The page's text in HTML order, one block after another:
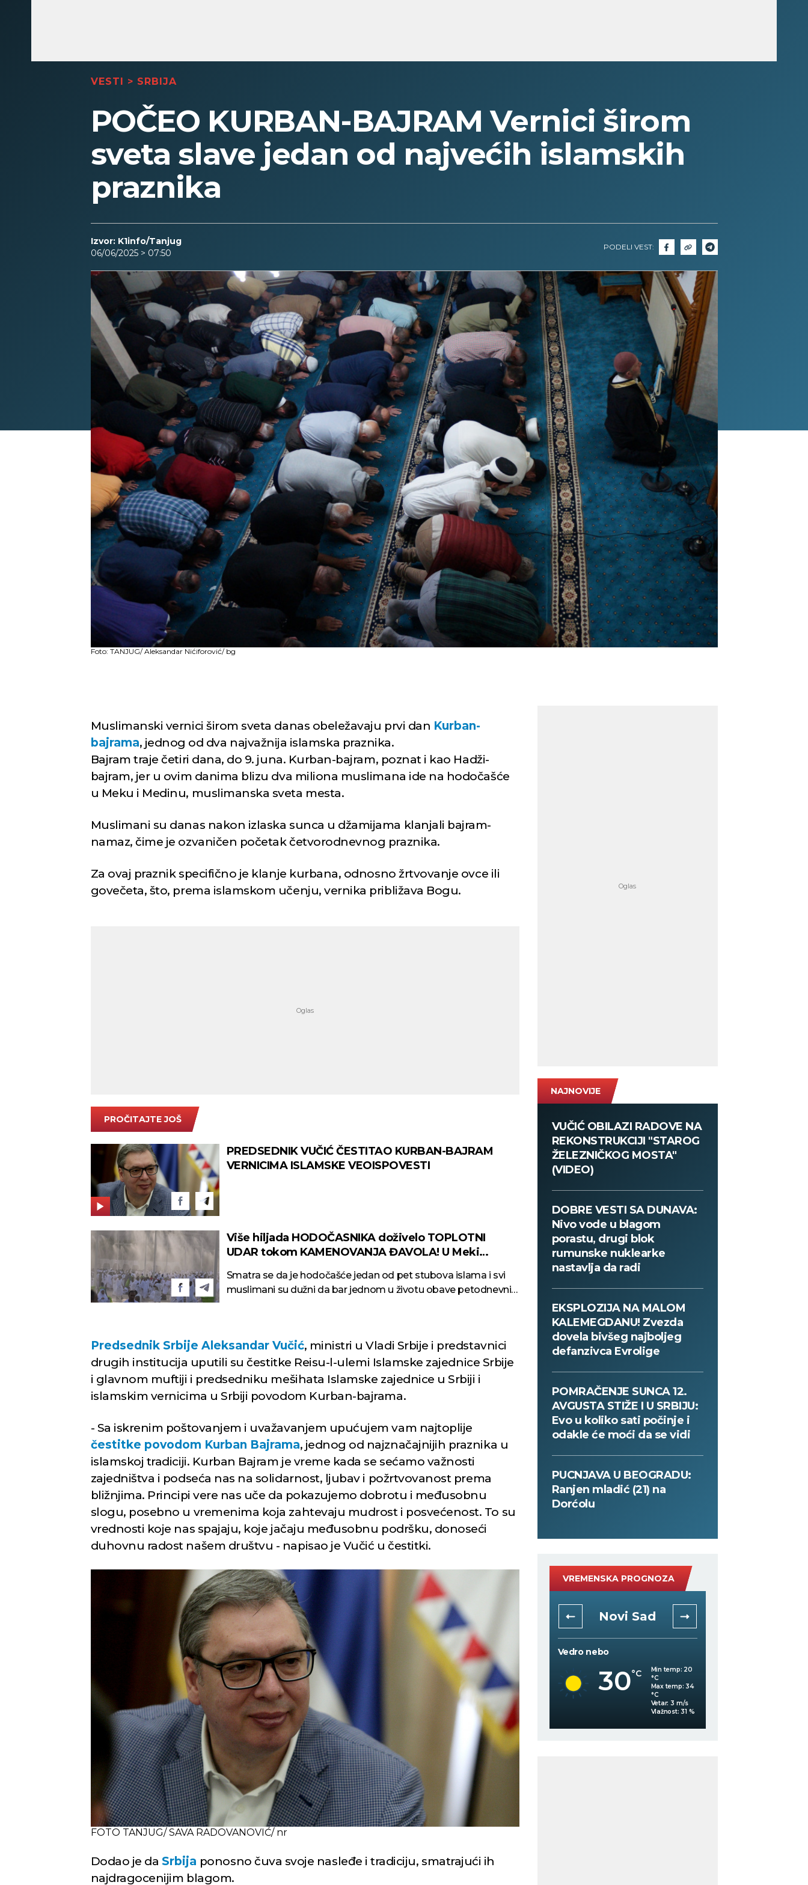
VESTI > SRBIJA
POČEO KURBAN-BAJRAM Vernici širom
sveta slave jedan od najvećih islamskih
praznika
Izvor: K1info/Tanjug
06/06/2025 > 07:50
PODELI VEST:
Foto: TANJUG/ Aleksandar Nićiforović/ bg
Muslimanski vernici širom sveta danas obeležavaju prvi dan Kurban-
bajrama, jednog od dva najvažnija islamska praznika.
Bajram traje četiri dana, do 9. juna. Kurban-bajram, poznat i kao Hadži-
bajram, jer u ovim danima blizu dva miliona muslimana ide na hodočašće
u Meku i Medinu, muslimanska sveta mesta.
Muslimani su danas nakon izlaska sunca u džamijama klanjali bajram-
namaz, čime je ozvaničen početak četvorodnevnog praznika.
Za ovaj praznik specifično je klanje kurbana, odnosno žrtvovanje ovce ili
govečeta, što, prema islamskom učenju, vernika približava Bogu.
PROČITAJTE JOŠ
PREDSEDNIK VUČIĆ ČESTITAO KURBAN-BAJRAM
VERNICIMA ISLAMSKE VEOISPOVESTI
Više hiljada HODOČASNIKA doživelo TOPLOTNI
UDAR tokom KAMENOVANJA ĐAVOLA! U Meki
Smatra se da je hodočašće jedan od pet stubova islama i svi
muslimani su dužni da bar jednom u životu obave petodnevni
Predsednik Srbije Aleksandar Vučić, ministri u Vladi Srbije i predstavnici
drugih institucija uputili su čestitke Reisu-l-ulemi Islamske zajednice Srbije
i glavnom muftiji i predsedniku mešihata Islamske zajednice u Srbiji i
islamskim vernicima u Srbiji povodom Kurban-bajrama.
- Sa iskrenim poštovanjem i uvažavanjem upućujem vam najtoplije
čestitke povodom Kurban Bajrama, jednog od najznačajnijih praznika u
islamskoj tradiciji. Kurban Bajram je vreme kada se sećamo važnosti
zajedništva i podseća nas na solidarnost, ljubav i požrtvovanost prema
bližnjima. Principi vere nas uče da pokazujemo dobrotu i međusobnu
slogu, posebno u vremenima koja zahtevaju mudrost i posvećenost. To su
vrednosti koje nas spajaju, koje jačaju međusobnu podršku, donoseći
duhovnu radost našem društvu - napisao je Vučić u čestitki.
FOTO TANJUG/ SAVA RADOVANOVIĆ/ nr
Dodao je da Srbija ponosno čuva svoje nasleđe i tradiciju, smatrajući ih
najdragocenijim blagom.
NAJNOVIJE
VUČIĆ OBILAZI RADOVE NA
REKONSTRUKCIJI "STAROG
ŽELEZNIČKOG MOSTA"
(VIDEO)
DOBRE VESTI SA DUNAVA:
Nivo vode u blagom
porastu, drugi blok
rumunske nuklearke
nastavlja da radi
EKSPLOZIJA NA MALOM
KALEMEGDANU! Zvezda
dovela bivšeg najboljeg
defanzivca Evrolige
POMRAČENJE SUNCA 12.
AVGUSTA STIŽE I U SRBIJU:
Evo u koliko sati počinje i
odakle će moći da se vidi
PUCNJAVA U BEOGRADU:
Ranjen mladić (21) na
Dorćolu
VREMENSKA PROGNOZA
Novi Sad
30 °C Min temp:20
°C
Max temp:
34
°C
Vetar:3
Vlažnost:
Niš
Vedro nebo
31 °C
°C
Vetar:
Vlažnost:
Beograd
Vedro nebo
29 °C Min temp:
Max temp:
°C
Vetar:3
Vlažnost:
Novi Sad
Vedro nebo
30°C Min temp: 20
°C
Max temp: 34
°C
Vetar: 3 m/s
Vlažnost: 31 %